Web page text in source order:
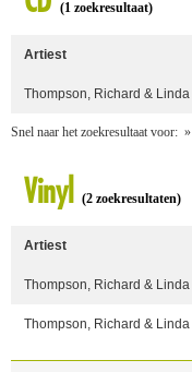
(1 zoekresultaat)
Artiest
Thompson, Richard & Linda
Snel naar het zoekresultaat voor: »
Vinyl (2 zoekresultaten)
Artiest
Thompson, Richard & Linda
Thompson, Richard & Linda